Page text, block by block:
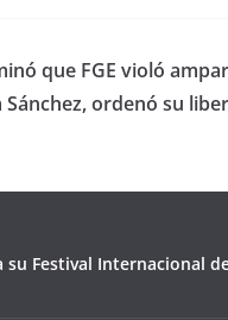
que FGE violó
Sánchez, ordenó su
su Festival Internacional